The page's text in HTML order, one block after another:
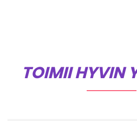
TOIMII HYVIN